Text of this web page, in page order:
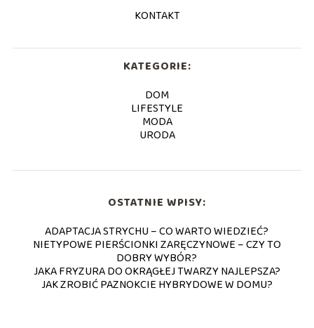
KONTAKT
KATEGORIE:
DOM
LIFESTYLE
MODA
URODA
OSTATNIE WPISY:
ADAPTACJA STRYCHU – CO WARTO WIEDZIEĆ?
NIETYPOWE PIERŚCIONKI ZARĘCZYNOWE – CZY TO
DOBRY WYBÓR?
JAKA FRYZURA DO OKRĄGŁEJ TWARZY NAJLEPSZA?
JAK ZROBIĆ PAZNOKCIE HYBRYDOWE W DOMU?